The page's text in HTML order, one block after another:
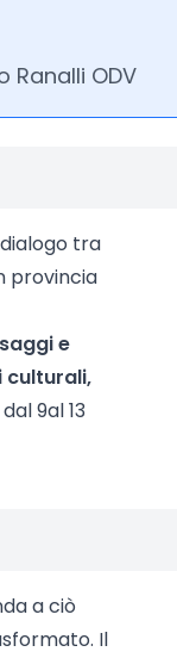
Ranalli ODV
tra
provincia
e
culturali,
9al 13
a ciò
Il